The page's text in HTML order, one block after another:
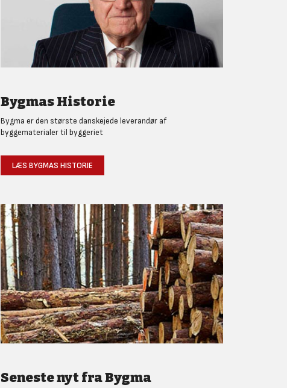
Bygmas Historie
Bygma er den største danskejede leverandør af
byggematerialer til byggeriet
LÆS BYGMAS HISTORIE
Seneste nyt fra Bygma